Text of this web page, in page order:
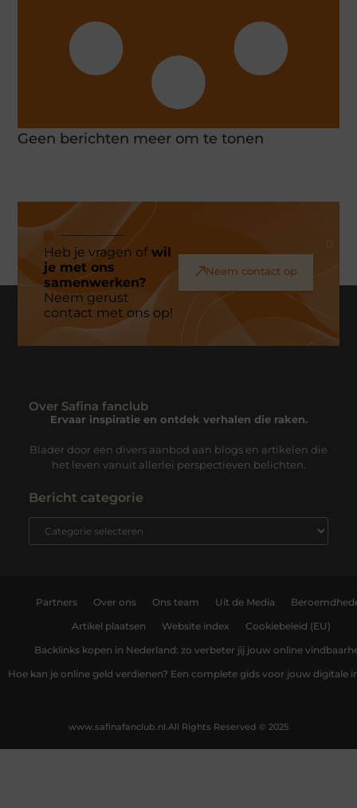
Geen berichten meer om te tonen
Heb je vragen ofwil
je met ons
samenwerken?
Neem gerust
contact met ons op!
Neem contact op
Over Safina fanclub
Ervaar inspiratie en ontdek verhalen die raken.
Blader door een divers aanbod aan blogs en artikelen die
het leven vanuit allerlei perspectieven belichten.
Bericht categorie
Partners Over ons Ons team Uit de Media
Artikel plaatsen Website index Cookiebeleid (EU)
Backlinks kopen in Nederland: zo verbeter jij jouw online
Hoe kan je online geld verdienen? Een complete gids voor jouw digitale
All Rights Reserved © 2025
www.safinafanclub.nl.